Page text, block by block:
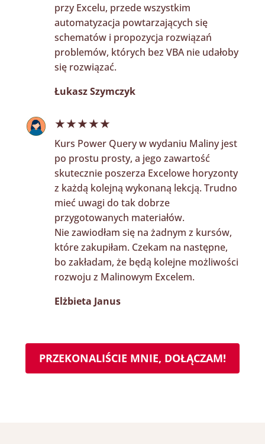
przy Excelu, przede wszystkim
automatyzacja powtarzających się
schematów i propozycja rozwiązań
problemów, których bez VBA nie udałoby
się rozwiązać.
Łukasz Szymczyk
★★★★★
Kurs Power Query w wydaniu Maliny jest
po prostu prosty, a jego zawartość
skutecznie poszerza Excelowe horyzonty
z każdą kolejną wykonaną lekcją. Trudno
mieć uwagi do tak dobrze
przygotowanych materiałów.
Nie zawiodłam się na żadnym z kursów,
które zakupiłam. Czekam na następne,
bo zakładam, że będą kolejne możliwości
rozwoju z Malinowym Excelem.
Elżbieta Janus
PRZEKONALIŚCIE MNIE, DOŁĄCZAM!